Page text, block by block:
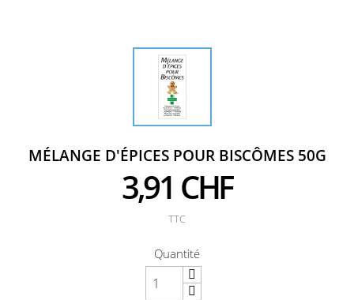
MÉLANGE D'ÉPICES POUR BISCÔMES 50G
3,91 CHF
TTC
Quantité